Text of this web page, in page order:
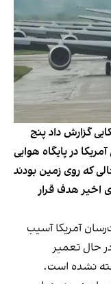
گزارش داد پنج
در پایگاه هوایی
که روی زمین بودند
اخیر هدف قرار
آمریکا آسیب
حال تعمیر
نشده است.